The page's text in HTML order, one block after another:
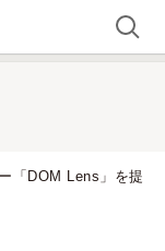
「DOM Lens」を提